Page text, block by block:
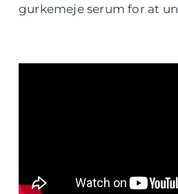
gurkemeje serum for at